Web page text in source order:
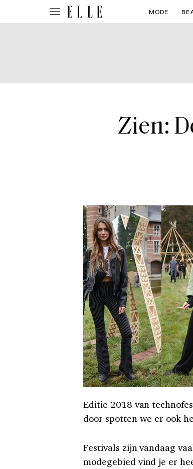
MODE
Zien:
Editie 2018 van
door spotten we er ook
Festivals zijn vandaag
modegebied vind je er